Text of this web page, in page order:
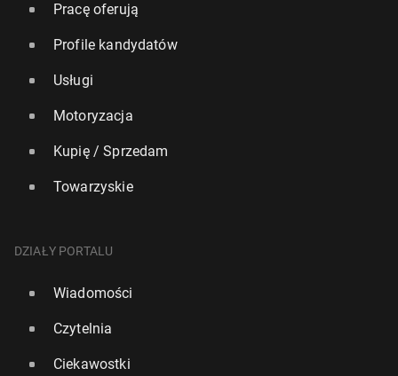
Pracę oferują
Profile kandydatów
Usługi
Motoryzacja
Kupię / Sprzedam
Towarzyskie
DZIAŁY PORTALU
Wiadomości
Czytelnia
Ciekawostki